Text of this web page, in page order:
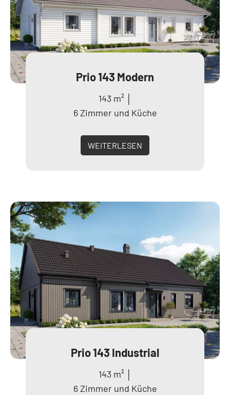
Prio 143 Modern
143 m² │
6 Zimmer und Küche
WEITERLESEN
Prio 143 Industrial
143 m² │
6 Zimmer und Küche